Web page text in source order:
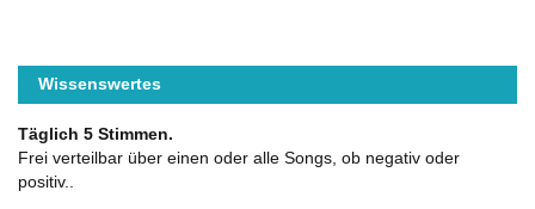
Wissenswertes
Täglich 5 Stimmen.
Frei verteilbar über einen oder alle Songs, ob negativ oder
positiv..